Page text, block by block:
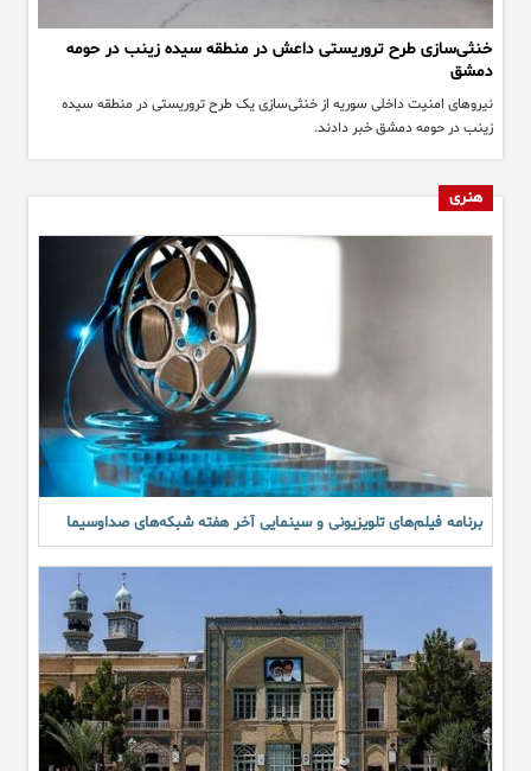
خنثی‌سازی طرح تروریستی داعش در منطقه سیده زینب در حومه
دمشق
نیروهای امنیت داخلی سوریه از خنثی‌سازی یک طرح تروریستی در منطقه سیده
زینب در حومه دمشق خبر دادند.
هنری
برنامه فیلم‌های تلویزیونی و سینمایی آخر هفته شبکه‌های صداوسیما